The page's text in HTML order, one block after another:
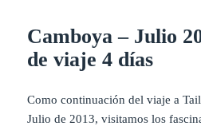
Camboya – Julio
de viaje 4 días
Como continuación del viaje a
Julio de 2013, visitamos los